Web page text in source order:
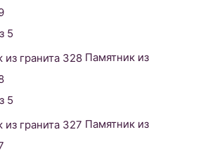
5
Памятник из
5
Памятник из